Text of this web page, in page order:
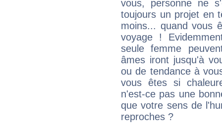
vous, personne ne
toujours un projet en
moins... quand vous
voyage !
seule femme
âmes iront jusqu'à
ou de tendance à
vous êtes si
n'est-ce pas une
que votre sens de
reproches ?